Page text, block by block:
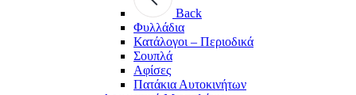
Back
Φυλλάδια
Κατάλογοι – Περιοδικά
Σουπλά
Αφίσες
Πατάκια Αυτοκινήτων